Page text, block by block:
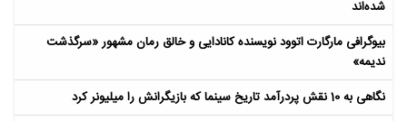
شده‌اند
بیوگرافی مارگارت اتوود نویسنده کانادایی و خالق رمان مشهور «سرگذشت
ندیمه»
نگاهی به 10 نقش پردرآمد تاریخ سینما که بازیگرانش را میلیونر کرد